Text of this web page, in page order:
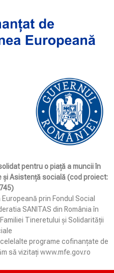
pentru o piață a muncii în
și Asistență socială (cod proiect:
prin Fondul Social
SANITAS din România în
Tineretului și Solidarității
programe cofinanțate de
să vizitați www.mfe.gov.ro